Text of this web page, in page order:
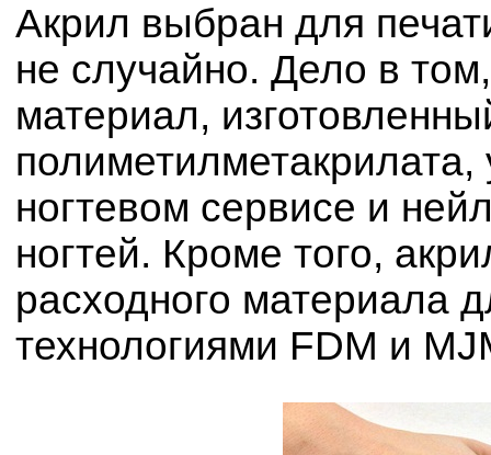
Акрил выбран для
не случайно. Дело в
материал,
полиметилметакрилата,
ногтевом сервисе и
ногтей. Кроме того,
расходного материала
технологиями FDM и